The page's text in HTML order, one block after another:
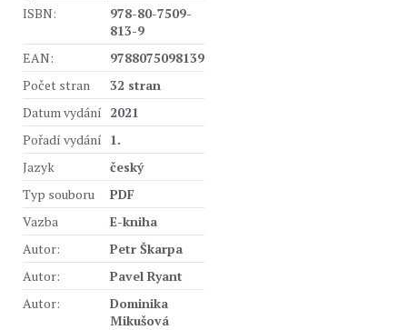
ISBN:
978-80-7509-
813-9
EAN:
9788075098139
Počet stran
32 stran
Datum vydání 2021
Pořadí vydání 1.
Jazyk
český
Typ souboru
PDF
Vazba
E-kniha
Autor:
Petr Škarpa
Autor:
Pavel Ryant
Autor:
Dominika
Mikušová